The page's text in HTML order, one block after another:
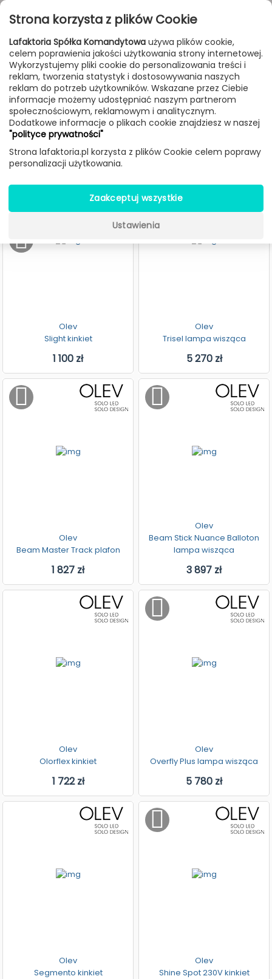
Przejdź do treści
FILTROWANIE & SORTOWANIE
Lampy Producenci Olev
Lampy Olev
-30%
Olev
Slight kinkiet
1 100 zł
Olev
Trisel lampa wisząca
5 270 zł
Olev
Beam Master Track plafon
1 827 zł
Olev
Beam Stick Nuance Balloton
lampa wisząca
3 897 zł
Olev
Olorflex kinkiet
1 722 zł
Olev
Overfly Plus lampa wisząca
5 780 zł
Olev
Segmento kinkiet
Olev
Shine Spot 230V kinkiet
Strona korzysta z plików Cookie
Lafaktoria Spółka Komandytowa używa plików cookie,
celem poprawienia jakości użytkowania strony internetowej.
Wykorzystujemy pliki cookie do personalizowania treści i
reklam, tworzenia statystyk i dostosowywania naszych
reklam do potrzeb użytkowników. Wskazane przez Ciebie
informacje możemy udostępniać naszym partnerom
społecznościowym, reklamowym i analitycznym.
Dodatkowe informacje o plikach cookie znajdziesz w naszej
"polityce prywatności"
Strona lafaktoria.pl korzysta z plików Cookie celem poprawy
personalizacji użytkowania.
Zaakceptuj wszystkie
Ustawienia